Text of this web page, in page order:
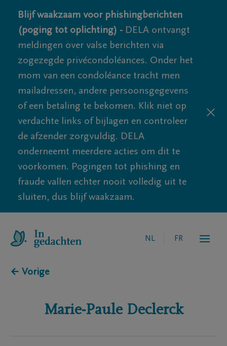
Blijf waakzaam voor phishingberichten
(poging tot oplichting) - DELA ontvangt
meldingen over valse berichten via
zogezegde privécondoléances. Onder het
mom van een condoléance tracht men
mailadressen, andere persoonsgegevens
of een betaling te bekomen. Klik niet op
verdachte links of bijlagen en controleer
de afzender zorgvuldig. DELA
onderneemt meerdere acties om dit te
voorkomen. Pogingen tot phishing en
fraude vallen echter nooit volledig uit te
sluiten, dus blijf waakzaam.
NL FR
← Vorige
Marie-Paule Declerck